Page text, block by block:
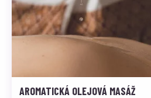
AROMATICKÁ OLEJOVÁ MASÁŽ